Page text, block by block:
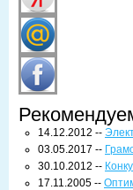
14.12.2012 --
03.05.2017 --
30.10.2012 --
17.11.2005 --